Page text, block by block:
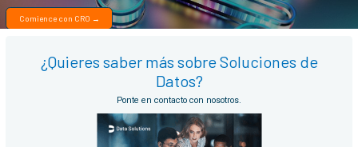
Comience con CRO →
¿Quieres saber más sobre Soluciones de
Datos?
Ponte en contacto con nosotros.